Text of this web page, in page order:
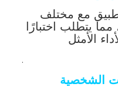
مع مختلف
يتطلب اختبارًا
.